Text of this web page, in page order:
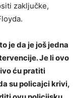
zaključke,
je da je još jedna
Je li ovo
ću pratiti
su policajci krivi,